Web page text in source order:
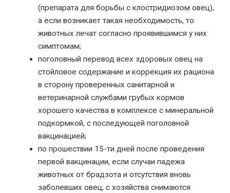
(препарата для борьбы с клостридиозом овец),
а если возникает такая необходимость, то
животных лечат согласно проявившимся у них
симптомам;
поголовный перевод всех здоровых овец на
стойловое содержание и коррекция их рациона
в сторону проверенных санитарной и
ветеринарной службами грубых кормов
хорошего качества в комплексе с минеральной
подкормкой, с последующей поголовной
вакцинацией;
по прошествии 15-ти дней после проведения
первой вакцинации, если случаи падежа
животных от брадзота и отсутствия вновь
заболевших овец, с хозяйства снимаются